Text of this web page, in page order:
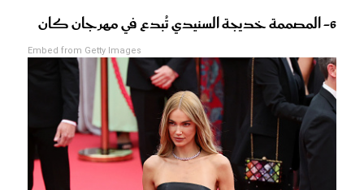
6- المصممة خديجة السنيدي تُبدع في مهرجان كان
Embed from Getty Images